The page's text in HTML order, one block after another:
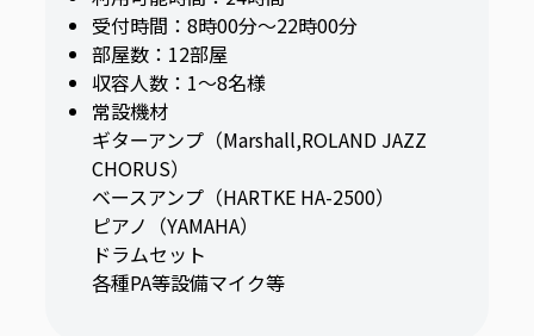
受付時間：8時00分～22時00分
部屋数：12部屋
収容人数：1～8名様
常設機材
ギターアンプ（Marshall,ROLAND JAZZ
CHORUS）
ベースアンプ（HARTKE HA-2500）
ピアノ（YAMAHA）
ドラムセット
各種PA等設備マイク等